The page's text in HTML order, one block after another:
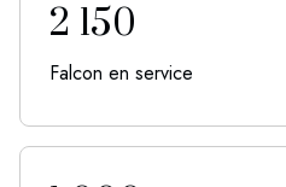
2 150
Falcon en service